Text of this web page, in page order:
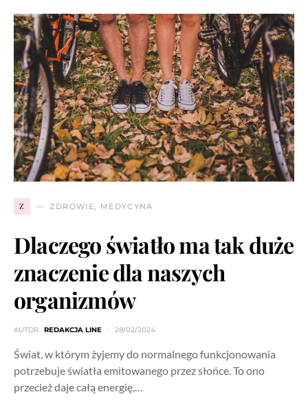
Z ZDROWIE, MEDYCYNA
Dlaczego światło ma tak duże
znaczenie dla naszych
organizmów
AUTOR REDAKCJA LINE 28/02/2024
Świat, w którym żyjemy do normalnego funkcjonowania
potrzebuje światła emitowanego przez słońce. To ono
przecież daje całą energię,…